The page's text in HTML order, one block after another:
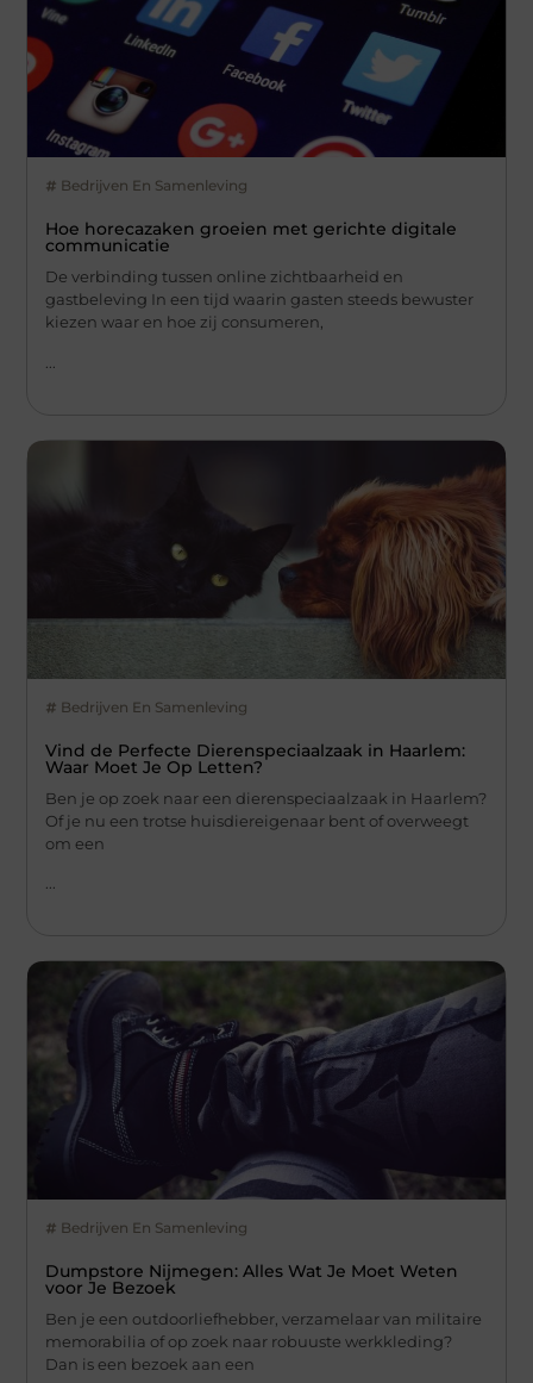
Bedrijven En Samenleving
Hoe horecazaken groeien met gerichte digitale
communicatie
De verbinding tussen online zichtbaarheid en
gastbeleving In een tijd waarin gasten steeds bewuster
kiezen waar en hoe zij consumeren,
Bedrijven En Samenleving
Vind de Perfecte Dierenspeciaalzaak in Haarlem:
Waar Moet Je Op Letten?
Ben je op zoek naar een dierenspeciaalzaak in Haarlem?
Of je nu een trotse huisdiereigenaar bent of overweegt
om een
Bedrijven En Samenleving
Dumpstore Nijmegen: Alles Wat Je Moet Weten
voor Je Bezoek
Ben je een outdoorliefhebber, verzamelaar van militaire
memorabilia of op zoek naar robuuste werkkleding?
Dan is een bezoek aan een